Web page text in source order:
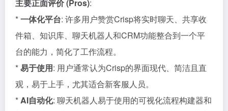
主要正面评价 (Pros):
*一体化平台: 许多用户赞赏Crisp将实时聊天、共享收
件箱、知识库、聊天机器人和CRM功能整合到一个平
台的能力，简化了工作流程。
*易于使用: 用户通常认为Crisp的界面现代、简洁且直
观，易于上手，尤其适合新客服人员。
*AI自动化: 聊天机器人易于使用的可视化流程构建器和